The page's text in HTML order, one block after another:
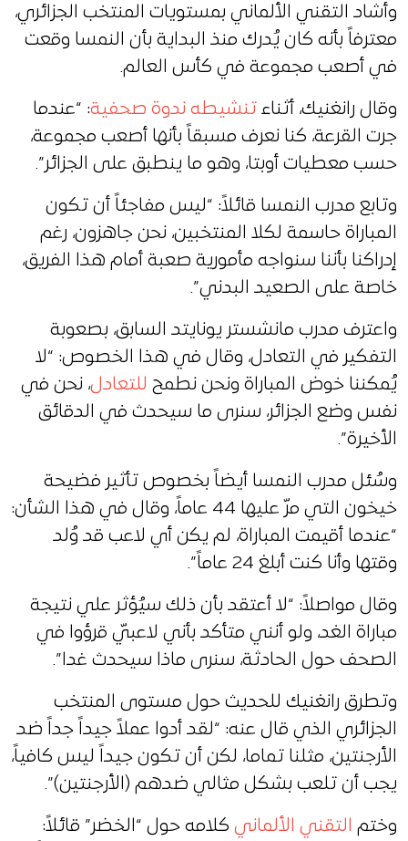
وأشاد التقني الألماني بمستويات المنتخب الجزائري،
معترفاً بأنه كان يُدرك منذ البداية بأن النمسا وقعت
في أصعب مجموعة في كأس العالم.
وقال رانغنيك، أثناء تنشيطه ندوة صحفية: “عندما
جرت القرعة، كنا نعرف مسبقاً بأنها أصعب مجموعة،
حسب معطيات أوبتا، وهو ما ينطبق على الجزائر”.
وتابع مدرب النمسا قائلاً: “ليس مفاجئاً أن تكون
المباراة حاسمة لكلا المنتخبين، نحن جاهزون، رغم
إدراكنا بأننا سنواجه مأمورية صعبة أمام هذا الفريق،
خاصة على الصعيد البدني”.
واعترف مدرب مانشستر يونايتد السابق، بصعوبة
التفكير في التعادل، وقال في هذا الخصوص: “لا
يُمكننا خوض المباراة ونحن نطمح للتعادل، نحن في
نفس وضع الجزائر، سنرى ما سيحدث في الدقائق
الأخيرة”.
وسُئل مدرب النمسا أيضاً بخصوص تأثير فضيحة
خيخون التي مرّ عليها 44 عاماً، وقال في هذا الشأن:
“عندما أقيمت المباراة، لم يكن أي لاعب قد وُلد
وقتها وأنا كنت أبلغ 24 عاماً”.
وقال مواصلاً: “لا أعتقد بأن ذلك سيُؤثر علي نتيجة
مباراة الغد، ولو أنني متأكد بأني لاعبيّ قرؤوا في
الصحف حول الحادثة، سنرى ماذا سيحدث غدا”.
وتطرق رانغنيك للحديث حول مستوى المنتخب
الجزائري الذي قال عنه: “لقد أدوا عملاً جيداً جداً ضد
الأرجنتين، مثلنا تماما، لكن أن تكون جيداً ليس كافياً،
يجب أن تلعب بشكل مثالي ضدهم (الأرجنتين)”.
وختم التقني الألماني كلامه حول “الخضر” قائلاً: